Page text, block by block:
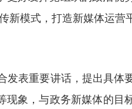
新模式，打造新媒体运营
表重要讲话，提出具体
现象，与政务新媒体的